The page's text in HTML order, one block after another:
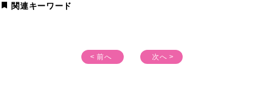
関連キーワード
< 前へ 次へ >